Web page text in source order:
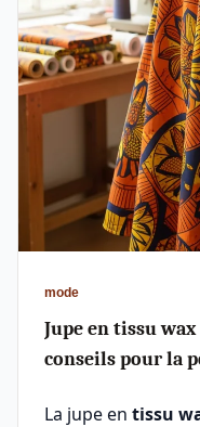
mode
Jupe en tissu
conseils pour la
La jupe en tissu